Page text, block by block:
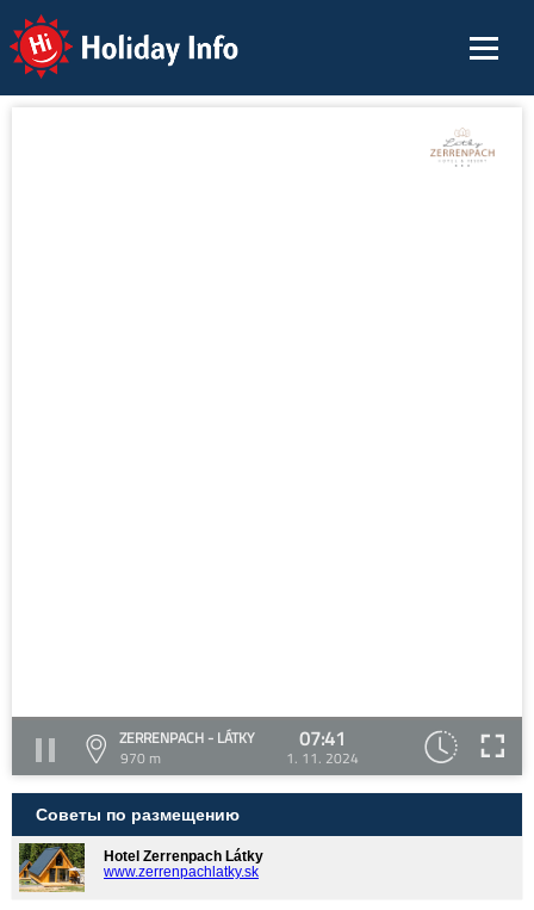
Holiday Info
ZERRENPACH - LÁTKY
970 m
07:41
1. 11. 2024
Советы по размещению
Hotel Zerrenpach Látky
www.zerrenpachlatky.sk